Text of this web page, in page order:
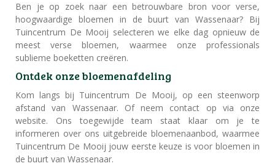
Ben je op zoek naar een betrouwbare bron voor verse,
hoogwaardige bloemen in de buurt van Wassenaar? Bij
Tuincentrum De Mooij selecteren we elke dag opnieuw de
meest verse bloemen, waarmee onze professionals
sublieme boeketten creëren.
Ontdek onze bloemenafdeling
Kom langs bij Tuincentrum De Mooij, op een steenworp
afstand van Wassenaar. Of neem contact op via onze
website. Ons toegewijde team staat klaar om je te
informeren over ons uitgebreide bloemenaanbod, waarmee
Tuincentrum De Mooij jouw eerste keuze is voor bloemen in
de buurt van Wassenaar.